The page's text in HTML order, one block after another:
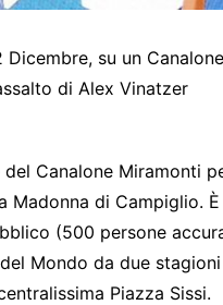
su un
di Alex Vinatzer
Canalone Miramonti
Madonna di Campiglio.
(500 persone
Mondo da due
Piazza Sissi.